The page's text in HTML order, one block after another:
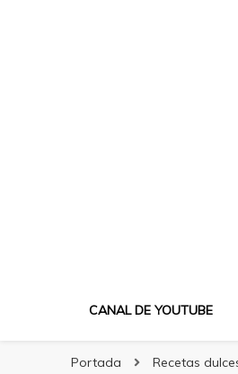
CANAL DE YOUTUBE
Portada Recetas